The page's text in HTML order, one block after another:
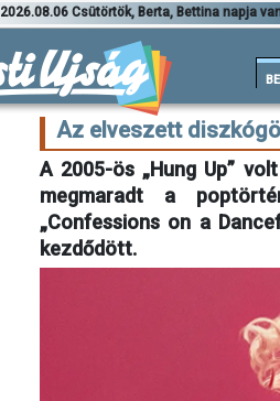
2026.08.06 Csütörtök, Berta, Bettina napja
Az elveszett
A 2005-ös „Hung Up”
megmaradt a
„Confessions on a
kezdődött.